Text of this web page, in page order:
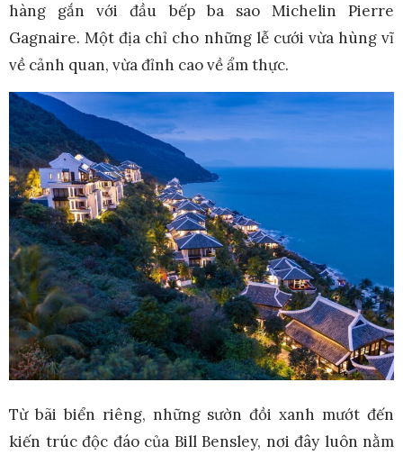
hàng gắn với đầu bếp ba sao Michelin Pierre
Gagnaire. Một địa chỉ cho những lễ cưới vừa hùng vĩ
về cảnh quan, vừa đỉnh cao về ẩm thực.
Từ bãi biển riêng, những sườn đồi xanh mướt đến
kiến trúc độc đáo của Bill Bensley, nơi đây luôn nằm